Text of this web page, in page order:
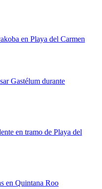
en Playa del Carmen
Gastélum durante
en tramo de Playa del
en Quintana Roo